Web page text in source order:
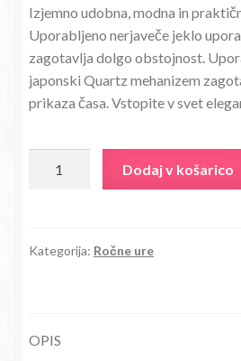
je
bila:
41,80€.
je:
10,87€.
Izjemno udobna, modna in
Uporabljeno nerjaveče jeklo
zagotavlja dolgo obstojnost.
japonski Quartz mehanizem
prikaza časa. Vstopite v svet
zlata
Dodaj v košarico
Kategorija: Ročne ure
OPIS